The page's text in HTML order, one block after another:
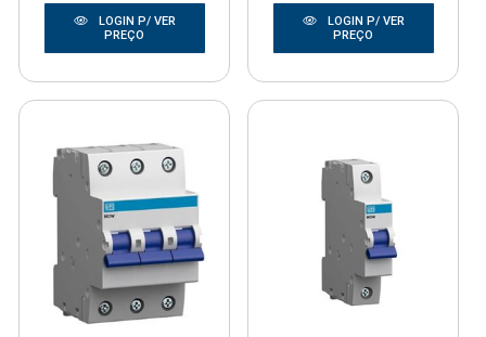
LOGIN P/ VER
PREÇO
LOGIN P/ VER
PREÇO